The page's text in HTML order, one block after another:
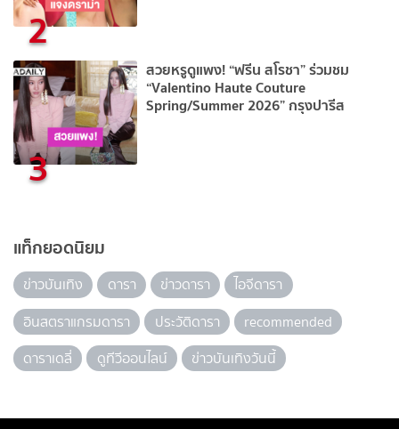
2
3
สวยหรูดูแพง! “ฟรีน สโรชา” ร่วมชม
“Valentino Haute Couture
Spring/Summer 2026” กรุงปารีส
แท็กยอดนิยม
ข่าวบันเทิง ดารา ข่าวดารา
ไอจีดารา
อินสตราแกรมดารา
ประวัติดารา
recommended
ดาราเดลี่
ดูทีวีออนไลน์ ข่าวบันเทิงวันนี้